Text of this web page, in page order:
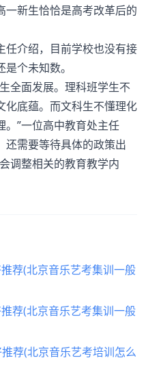
一新生恰恰是高考改革后的
介绍，目前学校也没有接
个未知数。
面发展。理科班学生不
化底蕴。而文科生不懂理化
。”一位高中教育处主任
还需要等待具体的政策出
调整相关的教育教学内
荐(北京音乐艺考集训一般
荐(北京音乐艺考集训一般
荐(北京音乐艺考培训怎么